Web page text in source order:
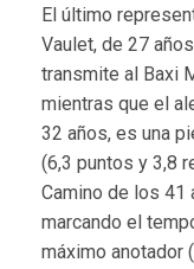
El último
Vaulet, de 27
transmite al Baxi
mientras que el
32 años, es una
(6,3 puntos y 3,8
Camino de los 41
marcando el
máximo anotador